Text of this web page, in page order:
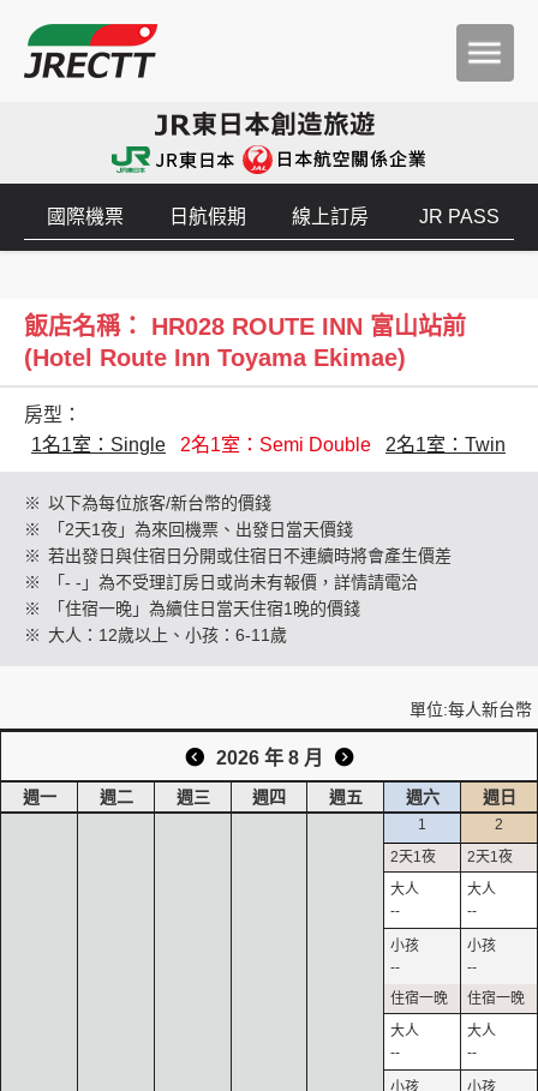
創造旅遊
國際機票 日航假期 線上訂房 JR PASS
飯店名稱： HR028 ROUTE INN 富山站前
(Hotel Route Inn Toyama Ekimae)
房型：
1名1室：Single
2名1室：Semi Double 2名1室：Twin
※ 以下為每位旅客/新台幣的價錢
※
「2天1夜」為來回機票、出發日當天價錢
※ 若出發日與住宿日分開或住宿日不連續時將會產生價差
※
「- -」為不受理訂房日或尚未有報價，詳情請電洽
※
「住宿一晚」為續住日當天住宿1晚的價錢
※ 大人：12歲以上、小孩：6-11歲
單位:每人新台幣
2026 年 8 月
週一 週二 週三 週四 週五 週六 週日
1
--
--
--
2
--
--
--